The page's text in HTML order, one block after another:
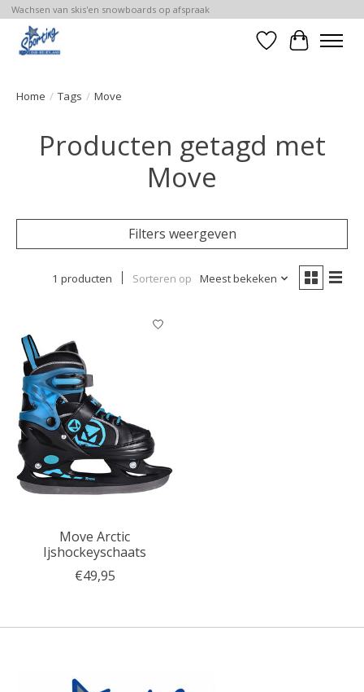
Wachsen van skis'en snowboards op afspraak
Verlanglijst
Home / Tags / Move
Producten getagd met
Move
Filters weergeven
1 producten Sorteren op Meest bekeken
Move Arctic
Ijshockeyschaats
€49,95